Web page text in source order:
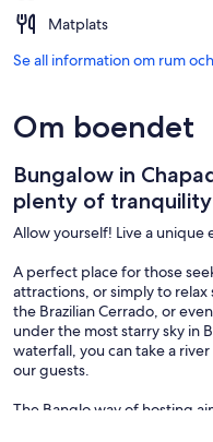
Matplats
Se all information om rum
Om boendet
Bungalow in
plenty of
Allow yourself! Live a
A perfect place for those
attractions, or simply to
the Brazilian Cerrado, or
under the most starry sky in
waterfall, you can take a
our guests.
The Banglo way of hosting